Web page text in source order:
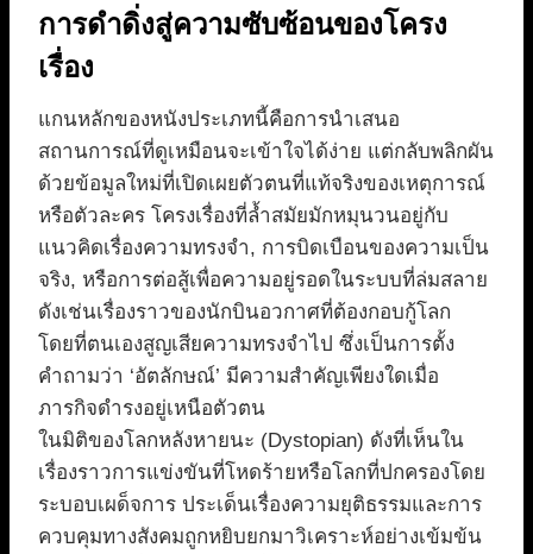
การดำดิ่งสู่ความซับซ้อนของโครง
เรื่อง
แกนหลักของหนังประเภทนี้คือการนำเสนอ
สถานการณ์ที่ดูเหมือนจะเข้าใจได้ง่าย แต่กลับพลิกผัน
ด้วยข้อมูลใหม่ที่เปิดเผยตัวตนที่แท้จริงของเหตุการณ์
หรือตัวละคร โครงเรื่องที่ล้ำสมัยมักหมุนวนอยู่กับ
แนวคิดเรื่องความทรงจำ, การบิดเบือนของความเป็น
จริง, หรือการต่อสู้เพื่อความอยู่รอดในระบบที่ล่มสลาย
ดังเช่นเรื่องราวของนักบินอวกาศที่ต้องกอบกู้โลก
โดยที่ตนเองสูญเสียความทรงจำไป ซึ่งเป็นการตั้ง
คำถามว่า ‘อัตลักษณ์’ มีความสำคัญเพียงใดเมื่อ
ภารกิจดำรงอยู่เหนือตัวตน
ในมิติของโลกหลังหายนะ (Dystopian) ดังที่เห็นใน
เรื่องราวการแข่งขันที่โหดร้ายหรือโลกที่ปกครองโดย
ระบอบเผด็จการ ประเด็นเรื่องความยุติธรรมและการ
ควบคุมทางสังคมถูกหยิบยกมาวิเคราะห์อย่างเข้มข้น